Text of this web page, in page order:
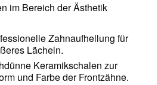
im Bereich der Ästhetik
Zahnaufhellung für
Lächeln.
Keramikschalen zur
und Farbe der Frontzähne.